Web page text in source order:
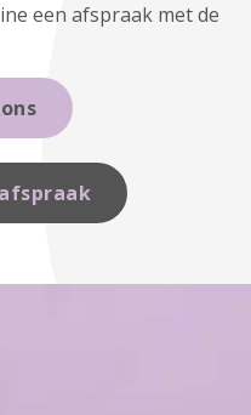
een afspraak met de